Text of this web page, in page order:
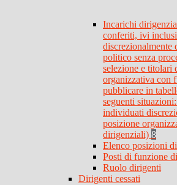
Incarichi
conferiti, ivi
politico senza
selezione e titolari
organizzativa con
pubblicare in
seguenti
individuati
posizione
dirigenziali) 8
Elenco posizioni
Posti di funzione
Ruolo dirigenti
Dirigenti cessati